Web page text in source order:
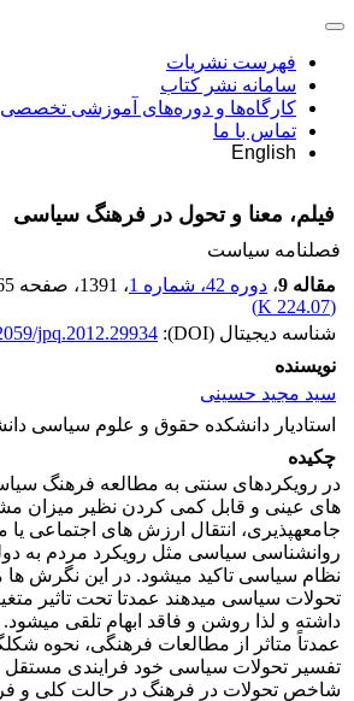
فهرست نشریات
سامانه نشر کتاب
کارگاه‌ها و دوره‌های آموزشی تخصصی
تماس با ما
English
فیلم، معنا و تحول در فرهنگ سیاسی
فصلنامه سیاست
مقاله 9
، دوره 42، شماره 1 ، 1391 ، صفحه
(
224.07 K
)
شناسه دیجیتال (DOI):
jpq.2012.29934
نویسنده
سید مجید حسینی
استادیار دانشکده حقوق و علوم سیاسی
چکیده
در رویکردهای سنتی به مطالعه فرهنگ
های عینی و قابل کمی کردن نظیر میزان
جامعهپذیری، انتقال ارزش های اجتماعی یا
روانشناسی سیاسی مثل رویکرد مردم به
نظام سیاسی تاکید میشود. در این نگرش ها
تحولات سیاسی میدهند عمدتا تحت تاثیر
داشته و لذا روشن و فاقد ابهام تلقی
عمدتاً متاثر از مطالعات فرهنگی، نحوه
تفسیر تحولات سیاسی خود فرایندی مستقل
شاخص تحولات در فرهنگ در حالت کلی و